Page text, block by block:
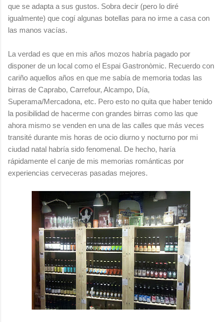
que se adapta a sus gustos. Sobra decir (pero lo diré
igualmente) que cogí algunas botellas para no irme a casa con
las manos vacías.
La verdad es que en mis años mozos habría pagado por
disponer de un local como el Espai Gastronòmic. Recuerdo con
cariño aquellos años en que me sabía de memoria todas las
birras de Caprabo, Carrefour, Alcampo, Día,
Superama/Mercadona, etc. Pero esto no quita que haber tenido
la posibilidad de hacerme con grandes birras como las que
ahora mismo se venden en una de las calles que más veces
transité durante mis horas de ocio diurno y nocturno por mi
ciudad natal habría sido fenomenal. De hecho, haría
rápidamente el canje de mis memorias románticas por
experiencias cerveceras pasadas mejores.